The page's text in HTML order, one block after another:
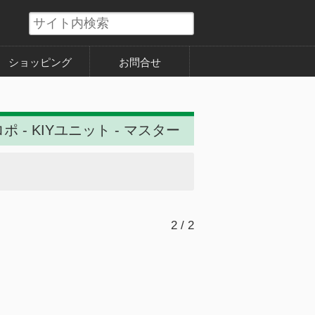
ショッピング お問合せ
ポ - KIYユニット - マスター
2 / 2